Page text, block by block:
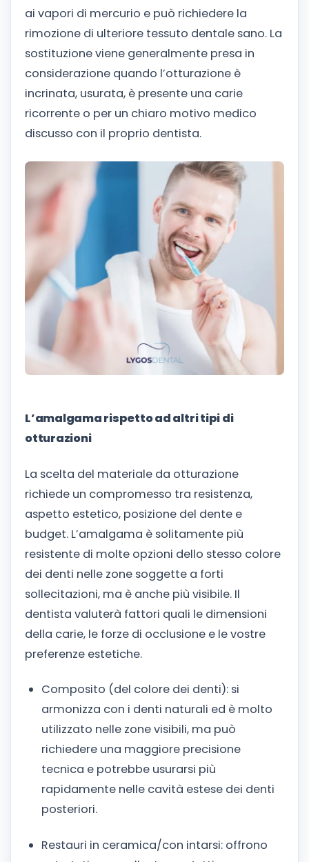
ai vapori di mercurio e può richiedere la
rimozione di ulteriore tessuto dentale sano. La
sostituzione viene generalmente presa in
considerazione quando l’otturazione è
incrinata, usurata, è presente una carie
ricorrente o per un chiaro motivo medico
discusso con il proprio dentista.
L’amalgama rispetto ad altri tipi di
otturazioni
La scelta del materiale da otturazione
richiede un compromesso tra resistenza,
aspetto estetico, posizione del dente e
budget. L’amalgama è solitamente più
resistente di molte opzioni dello stesso colore
dei denti nelle zone soggette a forti
sollecitazioni, ma è anche più visibile. Il
dentista valuterà fattori quali le dimensioni
della carie, le forze di occlusione e le vostre
preferenze estetiche.
Composito (del colore dei denti): si
armonizza con i denti naturali ed è molto
utilizzato nelle zone visibili, ma può
richiedere una maggiore precisione
tecnica e potrebbe usurarsi più
rapidamente nelle cavità estese dei denti
posteriori.
Restauri in ceramica/con intarsi: offrono